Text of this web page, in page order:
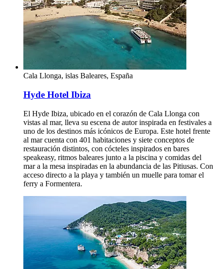
Cala Llonga, islas Baleares, España
Hyde Hotel Ibiza
El Hyde Ibiza, ubicado en el corazón de Cala Llonga con
vistas al mar, lleva su escena de autor inspirada en festivales a
uno de los destinos más icónicos de Europa. Este hotel frente
al mar cuenta con 401 habitaciones y siete conceptos de
restauración distintos, con cócteles inspirados en bares
speakeasy, ritmos baleares junto a la piscina y comidas del
mar a la mesa inspiradas en la abundancia de las Pitiusas. Con
acceso directo a la playa y también un muelle para tomar el
ferry a Formentera.